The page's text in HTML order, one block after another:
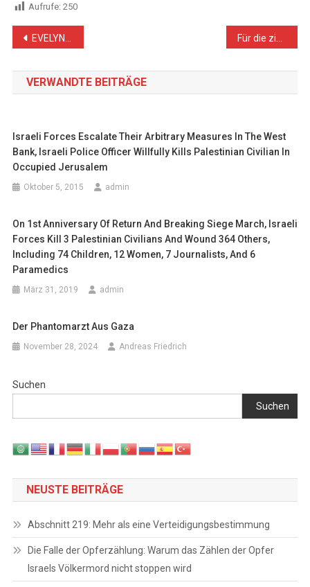
Aufrufe: 250
Beitragsnavigation
EVELYN HECHT- GALINSKI ZU DEN AKTUELLEN FLÜCHTLINGSSTRÖMEN Für die zionistischen Verbrechen gibt es keine Vergebung!
VERWANDTE BEITRÄGE
Israeli Forces Escalate Their Arbitrary Measures In The West
Bank, Israeli Police Officer Willfully Kills Palestinian Civilian In
Occupied Jerusalem
Oktober 5, 2015 admin
On 1st Anniversary Of Return And Breaking Siege March, Israeli
Forces Kill 3 Palestinian Civilians And Wound 364 Others,
Including 74 Children, 12 Women, 7 Journalists, And 6
Paramedics
März 31, 2019 admin
Der Phantomarzt Aus Gaza
November 28, 2024 Andreas Friedrich
Suchen
Suchen
NEUSTE BEITRÄGE
Abschnitt 219: Mehr als eine Verteidigungsbestimmung
Die Falle der Opferzählung: Warum das Zählen der Opfer
Israels Völkermord nicht stoppen wird